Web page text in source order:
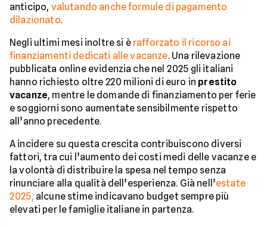
anticipo, valutando anche formule di pagamento
dilazionato.
Negli ultimi mesi inoltre si è rafforzato il ricorso ai
finanziamenti dedicati alle vacanze. Una rilevazione
pubblicata online evidenzia che nel 2025 gli italiani
hanno richiesto oltre 220 milioni di euro in prestito
vacanze, mentre le domande di finanziamento per ferie
e soggiorni sono aumentate sensibilmente rispetto
all’anno precedente.
A incidere su questa crescita contribuiscono diversi
fattori, tra cui l’aumento dei costi medi delle vacanze e
la volontà di distribuire la spesa nel tempo senza
rinunciare alla qualità dell’esperienza. Già nell’estate
2025, alcune stime indicavano budget sempre più
elevati per le famiglie italiane in partenza.